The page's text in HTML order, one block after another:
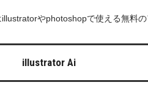
やphotoshopで使える無料の
illustrator Ai